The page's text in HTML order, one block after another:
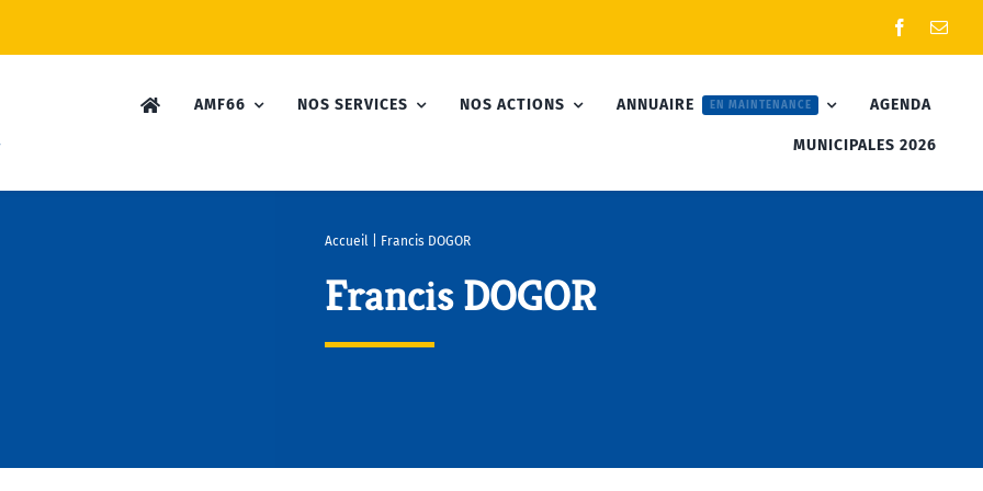
AMF66 NOS SERVICES NOS ACTIONS ANNUAIRE EN MAINTENANCE AGENDA
MUNICIPALES 2026
Accueil| Francis DOGOR
Francis DOGOR